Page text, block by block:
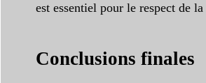
est essentiel pour le respect de
Conclusions finales